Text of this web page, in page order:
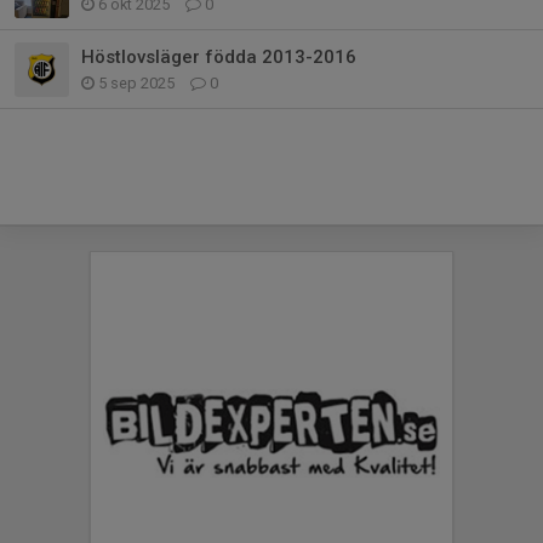
6 okt 2025 0
Höstlovsläger födda 2013-2016
5 sep 2025 0